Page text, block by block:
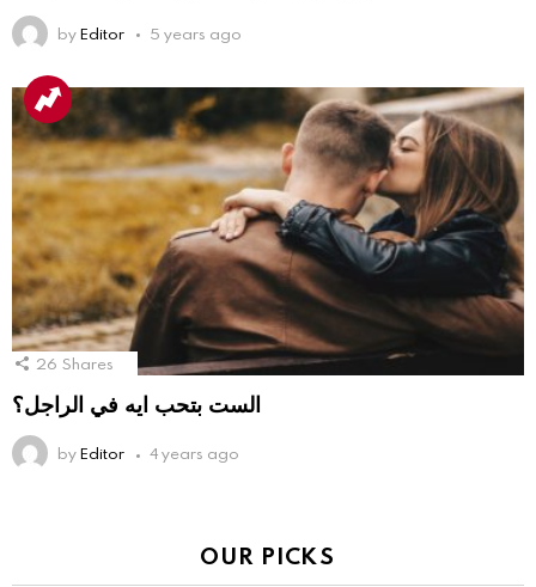
byEditor 5 years ago
26 Shares
الست بتحب ايه في الراجل؟
byEditor 4 years ago
OUR PICKS